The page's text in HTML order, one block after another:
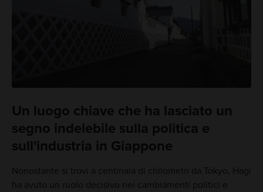
Un luogo chiave che ha lasciato un
segno indelebile sulla politica e
sull'industria in Giappone
Nonostante si trovi a centinaia di chilometri da Tokyo, Hagi
ha avuto un ruolo decisivo nei cambiamenti politici e